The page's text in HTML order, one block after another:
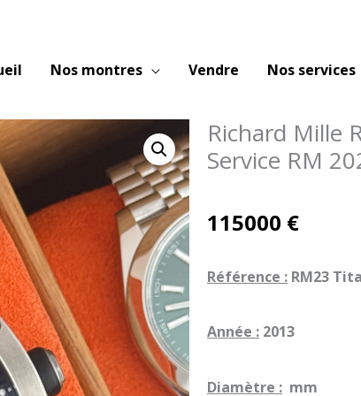
Nos montres Vendre Nos services
Richard Mille
Service RM
115000 €
Référence : RM23
Année : 2013
Diamètre : mm